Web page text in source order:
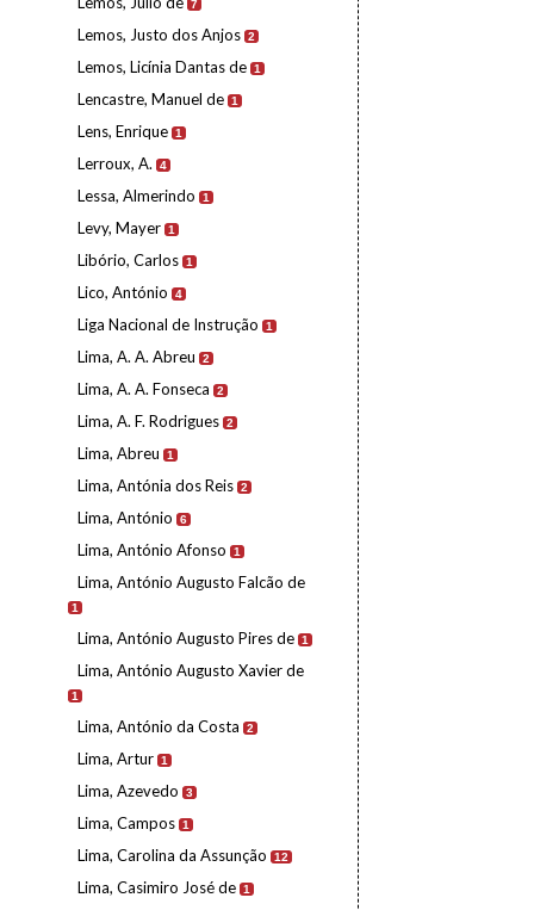
7
Lemos, Justo dos Anjos 2
Lemos, Licínia Dantas de 1
Lencastre, Manuel de 1
Lens, Enrique 1
Lerroux, A. 4
Lessa, Almerindo 1
Levy, Mayer 1
Libório, Carlos 1
Lico, António 4
Liga Nacional de Instrução 1
Lima, A. A. Abreu 2
Lima, A. A. Fonseca 2
Lima, A. F. Rodrigues 2
Lima, Abreu 1
Lima, Antónia dos Reis 2
Lima, António 6
Lima, António Afonso 1
Lima, António Augusto Falcão de
1
Lima, António Augusto Pires de 1
Lima, António Augusto Xavier de
1
Lima, António da Costa 2
Lima, Artur 1
Lima, Azevedo 3
Lima, Campos 1
Lima, Carolina da Assunção 12
Lima, Casimiro José de 1